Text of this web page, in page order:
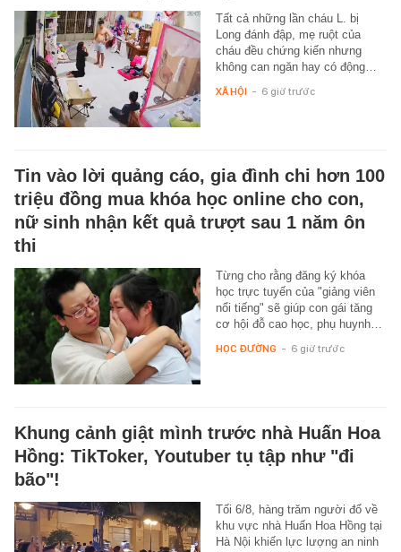
Tất cả những lần cháu L. bị
Long đánh đập, mẹ ruột của
cháu đều chứng kiến nhưng
không can ngăn hay có động…
XÃ HỘI - 6 giờ trước
Tin vào lời quảng cáo, gia đình chi hơn 100
triệu đồng mua khóa học online cho con,
nữ sinh nhận kết quả trượt sau 1 năm ôn
thi
Từng cho rằng đăng ký khóa
học trực tuyến của "giảng viên
nổi tiếng" sẽ giúp con gái tăng
cơ hội đỗ cao học, phụ huynh…
HỌC ĐƯỜNG - 6 giờ trước
Khung cảnh giật mình trước nhà Huấn Hoa
Hồng: TikToker, Youtuber tụ tập như "đi
bão"!
Tối 6/8, hàng trăm người đổ về
khu vực nhà Huấn Hoa Hồng tại
Hà Nội khiến lực lượng an ninh